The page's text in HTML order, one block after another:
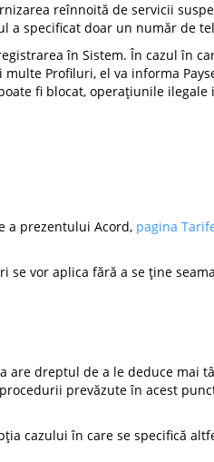
reînnoită de servicii
a specificat doar un număr de
în Sistem. În cazul în
Profiluri, el va informa
fi blocat, operațiunile
a prezentului Acord, pagina
se vor aplica fără a se ține
are dreptul de a le deduce mai
prevăzute în acest
cazului în care se specifică